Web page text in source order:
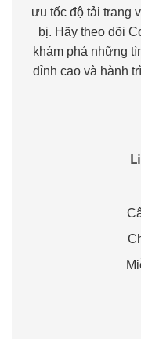
ưu tốc độ tải trang
bị. Hãy theo dõi
khám phá những
đỉnh cao và hành